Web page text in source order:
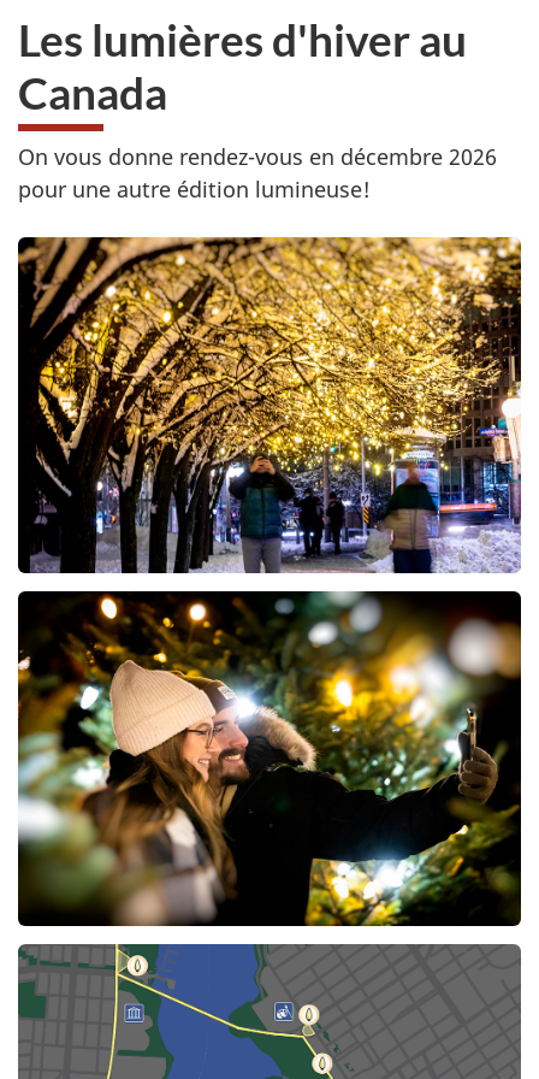
Les
lumières
d'hiver
au
Canada
Les lumières d'hiver au
Canada
On vous donne rendez-vous en décembre 2026
pour une autre édition lumineuse!